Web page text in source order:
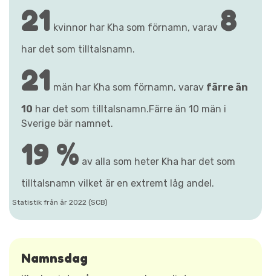
21 kvinnor har Kha som förnamn, varav 8
har det som tilltalsnamn.
21 män har Kha som förnamn, varav färre än
10 har det som tilltalsnamn.Färre än 10 män i
Sverige bär namnet.
19 % av alla som heter Kha har det som
tilltalsnamn vilket är en extremt låg andel.
Statistik från år 2022 (SCB)
Namnsdag